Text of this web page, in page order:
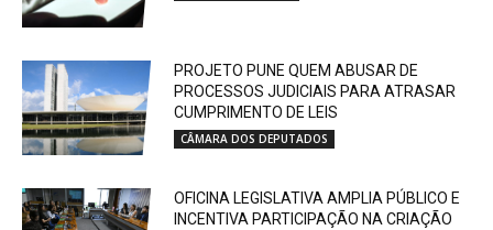
PROJETO PUNE QUEM ABUSAR DE
PROCESSOS JUDICIAIS PARA ATRASAR
CUMPRIMENTO DE LEIS
CÂMARA DOS DEPUTADOS
OFICINA LEGISLATIVA AMPLIA PÚBLICO E
INCENTIVA PARTICIPAÇÃO NA CRIAÇÃO